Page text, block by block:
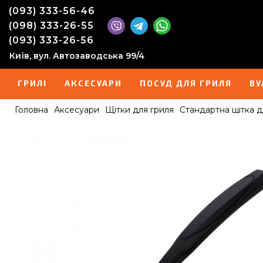
(093) 333-56-46
(098) 333-26-55
(093) 333-26-56
Київ, вул. Автозаводська 99/4
ГРИЛІ АКСЕСУАРИ ПОСУД ДЛЯ ГРИЛЯ
Головна Аксесуари Щітки для гриля Стандартна щітка